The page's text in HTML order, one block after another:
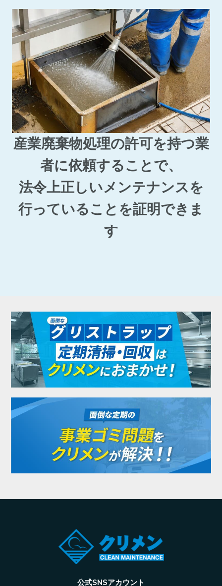
産業廃棄物処理の許可を持つ業
者に依頼することで、
法令上正しいメンテナンスを
行っていることを証明できま
す
公式SNSアカウント